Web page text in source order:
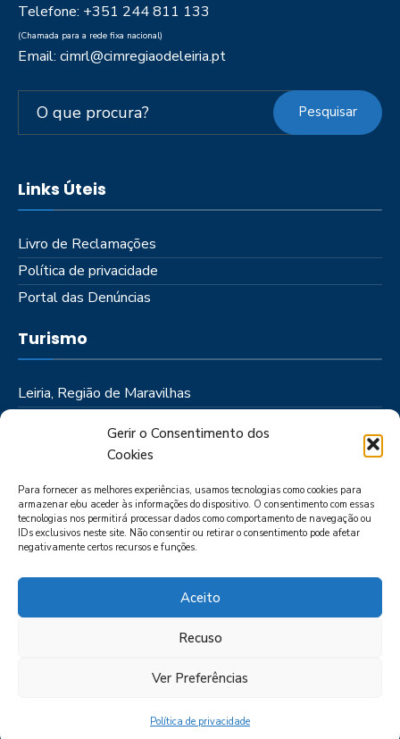
Gerir o Consentimento dos
Cookies
Para fornecer as melhores experiências, usamos tecnologias como cookies para
armazenar e/ou aceder às informações do dispositivo. O consentimento com essas
tecnologias nos permitirá processar dados como comportamento de navegação ou
IDs exclusivos neste site. Não consentir ou retirar o consentimento pode afetar
negativamente certos recursos e funções.
Aceito
Recuso
Ver Preferências
Política de privacidade
Telefone: +351 244 811 133
(Chamada para a rede fixa nacional)
Email: cimrl@cimregiaodeleiria.pt
Pesquisar
Links Úteis
Livro de Reclamações
Política de privacidade
Portal das Denúncias
Turismo
Leiria, Região de Maravilhas
Roteiros
POLÍTICA DE PRIVACIDADE
DAS DENÚNCIAS